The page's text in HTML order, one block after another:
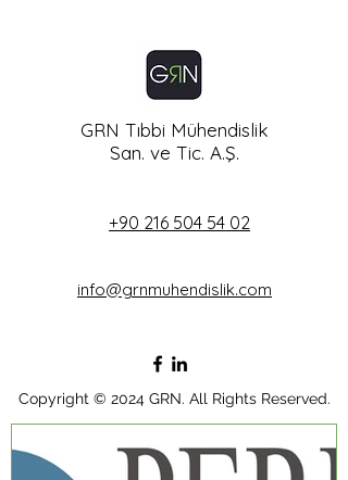
GRN Tıbbi Mühendislik
San. ve Tic. A.Ş.
+90 216 504 54 02
info@grnmuhendislik.com
Copyright © 2024 GRN. All Rights Reserved.